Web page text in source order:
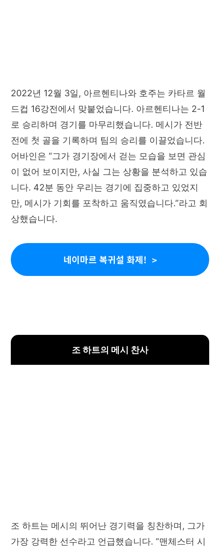
2022년 12월 3일, 아르헨티나와 호주는 카타르 월
드컵 16강전에서 맞붙었습니다. 아르헨티나는 2-1
로 승리하며 경기를 마무리했습니다. 메시가 전반
전에 첫 골을 기록하며 팀의 승리를 이끌었습니다.
어바인은 “그가 경기장에서 걷는 모습을 보면 관심
이 없어 보이지만, 사실 그는 상황을 분석하고 있습
니다. 42분 동안 우리는 경기에 집중하고 있었지
만, 메시가 기회를 포착하고 움직였습니다.”라고 회
상했습니다.
네이마르 복귀설 화제!
조 하트의 메시 찬사
조 하트는 메시의 뛰어난 경기력을 칭찬하며, 그가
가장 강력한 선수라고 언급했습니다. “맨체스터 시